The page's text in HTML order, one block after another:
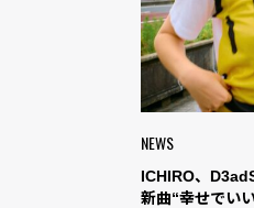
NEWS
ICHIRO、
新曲“幸せでい